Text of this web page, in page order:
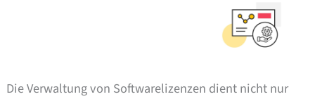
Die Verwaltung von Softwarelizenzen dient nicht nur